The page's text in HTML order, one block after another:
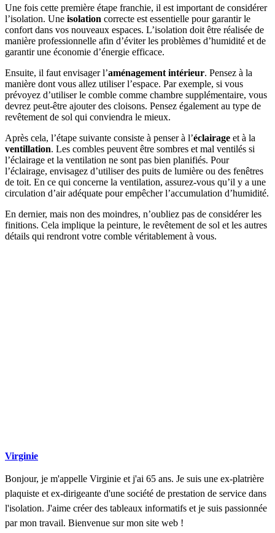
Une fois cette première étape franchie, il est important de considérer
l’isolation. Une isolation correcte est essentielle pour garantir le
confort dans vos nouveaux espaces. L’isolation doit être réalisée de
manière professionnelle afin d’éviter les problèmes d’humidité et de
garantir une économie d’énergie efficace.
Ensuite, il faut envisager l’aménagement intérieur. Pensez à la
manière dont vous allez utiliser l’espace. Par exemple, si vous
prévoyez d’utiliser le comble comme chambre supplémentaire, vous
devrez peut-être ajouter des cloisons. Pensez également au type de
revêtement de sol qui conviendra le mieux.
Après cela, l’étape suivante consiste à penser à l’éclairage et à la
ventillation. Les combles peuvent être sombres et mal ventilés si
l’éclairage et la ventilation ne sont pas bien planifiés. Pour
l’éclairage, envisagez d’utiliser des puits de lumière ou des fenêtres
de toit. En ce qui concerne la ventilation, assurez-vous qu’il y a une
circulation d’air adéquate pour empêcher l’accumulation d’humidité.
En dernier, mais non des moindres, n’oubliez pas de considérer les
finitions. Cela implique la peinture, le revêtement de sol et les autres
détails qui rendront votre comble véritablement à vous.
Virginie
Bonjour, je m'appelle Virginie et j'ai 65 ans. Je suis une ex-platrière
plaquiste et ex-dirigeante d'une société de prestation de service dans
l'isolation. J'aime créer des tableaux informatifs et je suis passionnée
par mon travail. Bienvenue sur mon site web !